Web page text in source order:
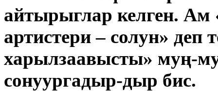
айтырыглар келген.
артистери – солун» деп
харылзаавысты» муң-
сонуургадыр-дыр бис.